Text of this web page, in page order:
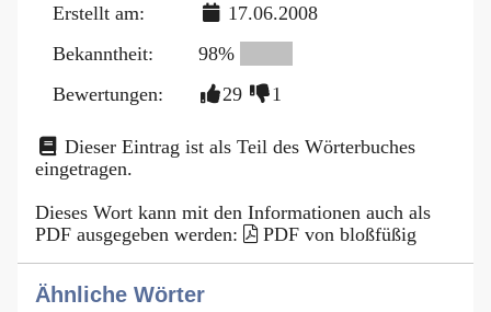
Erstellt am:
17.06.2008
Bekanntheit:
98%
Bewertungen:
29 1
Dieser Eintrag ist als Teil des Wörterbuches
eingetragen.
Dieses Wort kann mit den Informationen auch als
PDF ausgegeben werden:
PDF von bloßfüßig
Ähnliche Wörter